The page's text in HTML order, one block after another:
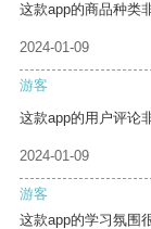
这款app的商品种类
2024-01-09
游客
这款app的用户评论
2024-01-09
游客
这款app的学习氛围